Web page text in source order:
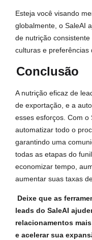
Esteja você visando
globalmente, o SaleAI
de nutrição
culturas e preferências
Conclusão
A nutrição eficaz de
de exportação, e a
esses esforços. Com o
automatizar todo o
garantindo uma
todas as etapas do
economizar tempo,
aumentar suas taxas
Deixe que as
leads do SaleAI
relacionamentos
e acelerar sua